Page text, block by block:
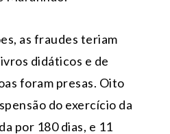
as fraudes teriam
didáticos e de
foram presas. Oito
do exercício da
por 180 dias, e 11